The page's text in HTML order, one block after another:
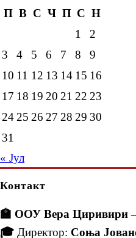
П В С Ч П С Н
1
2
3
4 5 6 7 8
9
10 11 12 13 14 15 16
17 18 19 20 21 22 23
24 25 26 27 28 29 30
31
« Јул
Контакт
🏫 ООУ Вера Циривири
🎓 Директор: Соња